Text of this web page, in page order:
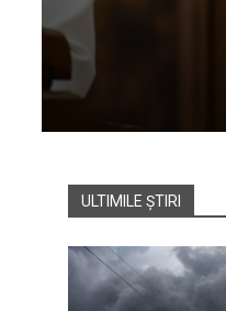
ULTIMILE ȘTIRI